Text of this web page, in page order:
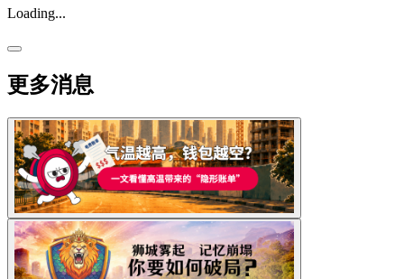
Loading...
更多消息